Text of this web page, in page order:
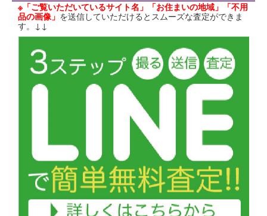
※「ご覧いただいているサイト名」「お住まいの地域」「不用
品の画像」 を送信していただけるとスムーズな査定ができま
す。↓↓